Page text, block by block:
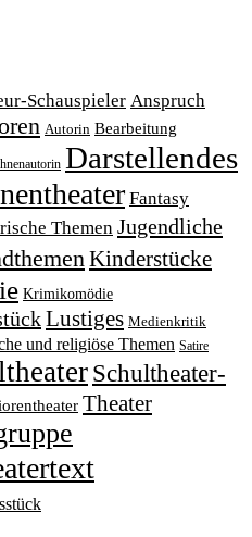
Schauspieler Anspruch
Autorin Bearbeitung
Darstellendes
Fantasy
Themen Jugendliche
Kinderstücke
Krimikomödie
Lustiges Medienkritik
und religiöse Themen Satire
Schultheater-
Theater